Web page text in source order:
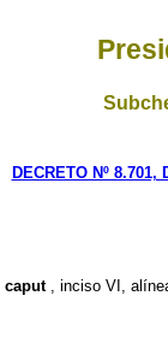
DECRETO Nº 8.701,
caput , inciso VI,